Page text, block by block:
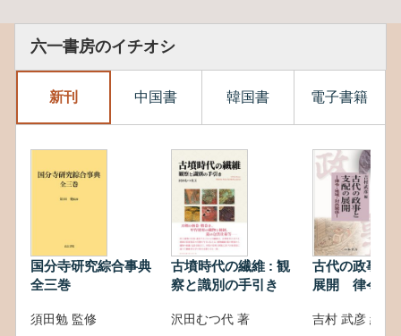
六一書房のイチオシ
新刊 中国書 韓国書 電子書籍
国分寺研究綜合事典
全三巻
須田勉 監修
古墳時代の繊維 : 観
察と識別の手引き
沢田むつ代 著
古代の政事と
展開 律令・
吉村 武彦 編集